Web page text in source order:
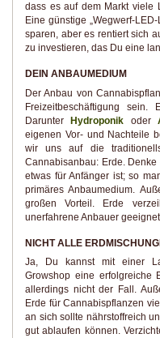
dass es auf dem Markt viele
Eine günstige „Wegwerf-
sparen, aber es rentiert sich
zu investieren, das Du eine
DEIN ANBAUMEDIUM
Der Anbau von
Freizeitbeschäftigung sein.
DarunterHydroponik oder
eigenen Vor- und Nachteile
wir uns auf die
Cannabisanbau: Erde.
etwas für Anfänger ist; so
primäres Anbaumedium.
großen Vorteil. Erde
unerfahrene Anbauer geeignet.
NICHT ALLE
Ja, Du kannst mit einer
Growshop eine erfolgreiche
allerdings nicht der Fall.
Erde für Cannabispflanzen
an sich sollte nährstoffreich
gut ablaufen können.